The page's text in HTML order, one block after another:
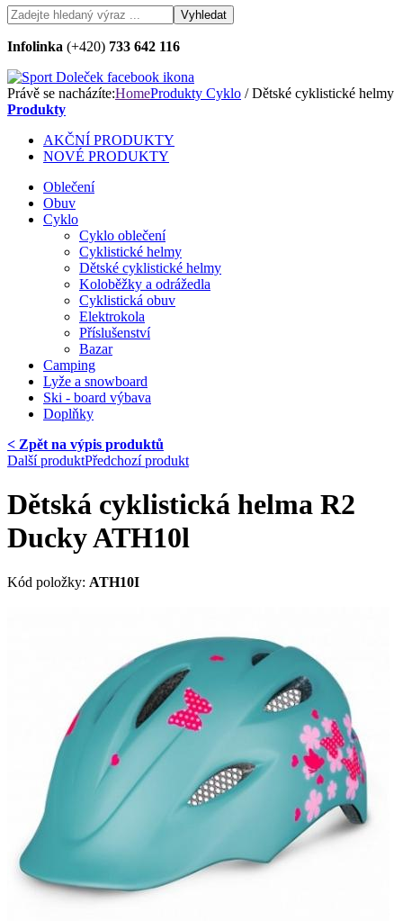
Infolinka (+420) 733 642 116
Právě se nacházíte:HomeProdukty Cyklo / Dětské cyklistické helmy
Produkty
AKČNÍ PRODUKTY
NOVÉ PRODUKTY
Oblečení
Obuv
Cyklo
Cyklo oblečení
Cyklistické helmy
Dětské cyklistické helmy
Koloběžky a odrážedla
Cyklistická obuv
Elektrokola
Příslušenství
Bazar
Camping
Lyže a snowboard
Ski - board výbava
Doplňky
< Zpět na výpis produktů
Další produktPředchozí produkt
Dětská cyklistická helma R2
Ducky ATH10l
Kód položky: ATH10I